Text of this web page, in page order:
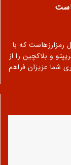
که با
و بلاکچین را از
شما عزیزان فراهم